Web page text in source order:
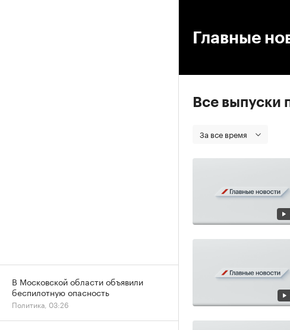
Главные
Все выпуски
За все время
В Московской области объявили
беспилотную опасность
Политика, 03:26